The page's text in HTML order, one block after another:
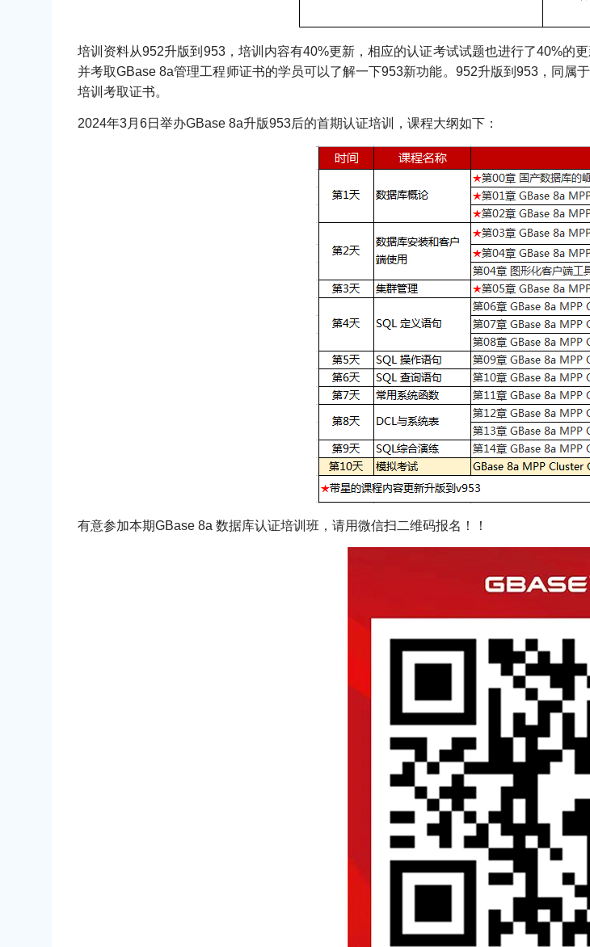
培训资料从952升版到953，培训内容有40%更新，相应的认证考试试题也进行了40%的
并考取GBase 8a管理工程师证书的学员可以了解一下953新功能。952升版到953，同属
培训考取证书。
2024年3月6日举办GBase 8a升版953后的首期认证培训，课程大纲如下：
有意参加本期GBase 8a 数据库认证培训班，请用微信扫二维码报名！！